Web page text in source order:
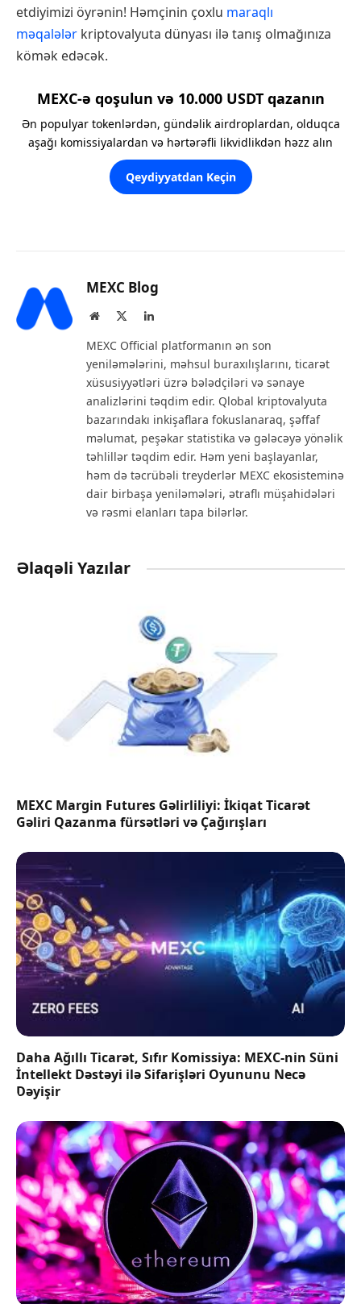
etdiyimizi öyrənin! Həmçinin çoxlu maraqlı
məqalələr kriptovalyuta dünyası ilə tanış olmağınıza
kömək edəcək.
MEXC-ə qoşulun və 10.000 USDT qazanın
Ən populyar tokenlərdən, gündəlik airdroplardan, olduqca
aşağı komissiyalardan və hərtərəfli likvidlikdən həzz alın
Qeydiyyatdan Keçin
MEXC Blog
Website LinkedIn
MEXC Official platformanın ən son
yeniləmələrini, məhsul buraxılışlarını, ticarət
xüsusiyyətləri üzrə bələdçiləri və sənaye
analizlərini təqdim edir. Qlobal kriptovalyuta
bazarındakı inkişaflara fokuslanaraq, şəffaf
məlumat, peşəkar statistika və gələcəyə yönəlik
təhlillər təqdim edir. Həm yeni başlayanlar,
həm də təcrübəli treyderlər MEXC ekosisteminə
dair birbaşa yeniləmələri, ətraflı müşahidələri
və rəsmi elanları tapa bilərlər.
Əlaqəli Yazılar
MEXC Margin Futures Gəlirliliyi: İkiqat Ticarət
Gəliri Qazanma fürsətləri və Çağırışları
Daha Ağıllı Ticarət, Sıfır Komissiya: MEXC-nin Süni
İntellekt Dəstəyi ilə Sifarişləri Oyununu Necə
Dəyişir